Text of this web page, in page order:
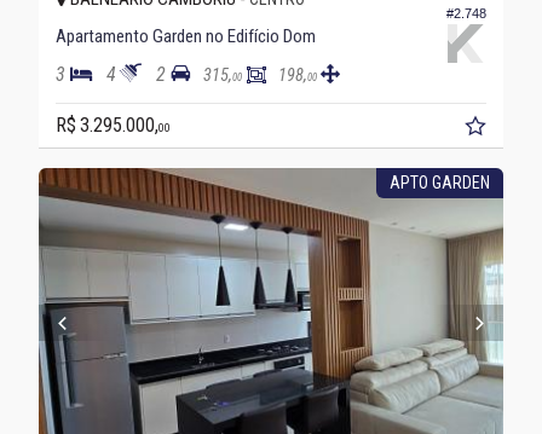
#2.748
Apartamento Garden no Edifício Dom
3 4 2 315,00 198,00
R$ 3.295.000,00
APTO GARDEN